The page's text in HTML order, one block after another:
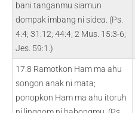
bani tanganmu siamun
dompak imbang ni sidea. (Ps.
4:4; 31:12; 44:4; 2 Mus. 15:3-6;
Jes. 59:1.)
17:8 Ramotkon Ham ma ahu
songon anak ni mata;
ponopkon Ham ma ahu itoruh